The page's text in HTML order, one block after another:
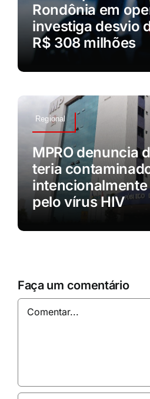
Rondônia em
investiga desvio
R$ 308 milhões
Regional
MPRO denuncia
teria
pelo vírus HIV
Faça um comentário
Comentar